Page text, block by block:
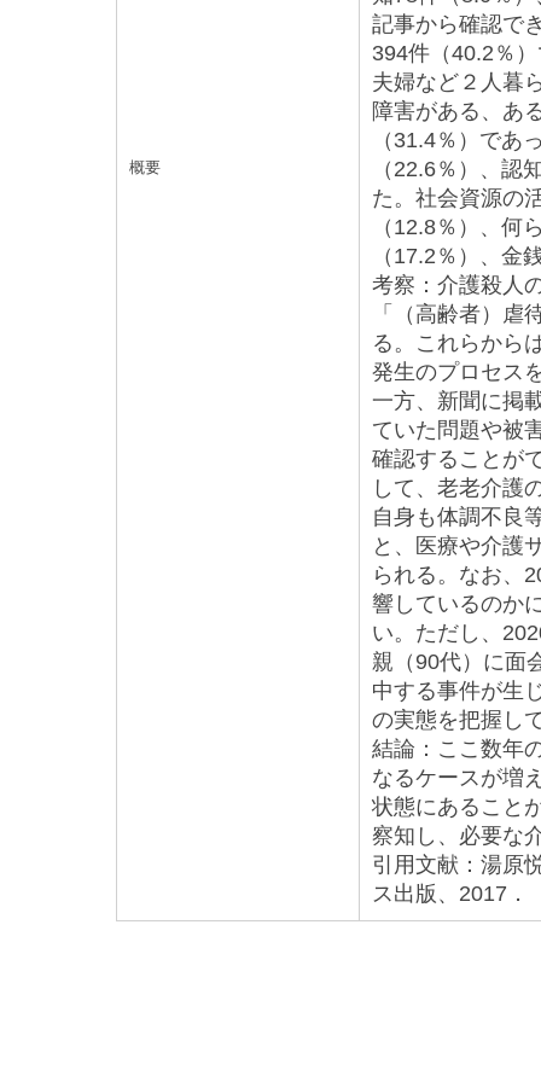
概要
記事から確認で
394件（40.2％
夫婦など２人暮
障害がある、あ
（31.4％）であ
（22.6％）、認
た。社会資源の
（12.8％）、何
（17.2％）、金
考察：介護殺人
「（高齢者）虐
る。これらから
発生のプロセス
一方、新聞に掲
ていた問題や被
確認することが
して、老老介護
自身も体調不良
と、医療や介護
られる。なお、
響しているのか
い。ただし、
親（90代）に面
中する事件が生
の実態を把握し
結論：ここ数年
なるケースが増
状態にあること
察知し、必要な
引用文献：湯原
ス出版、2017．